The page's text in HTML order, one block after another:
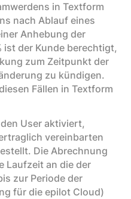
in Textform
nach Ablauf eines
Anhebung der
ist der Kunde berechtigt,
zum Zeitpunkt der
zu kündigen.
Fällen in Textform
User aktiviert,
vereinbarten
Die Abrechnung
Laufzeit an die der
zur Periode der
für die epilot Cloud)